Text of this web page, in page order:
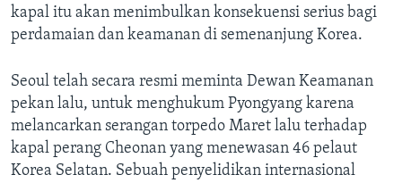
kapal itu akan menimbulkan konsekuensi serius bagi
perdamaian dan keamanan di semenanjung Korea.
Seoul telah secara resmi meminta Dewan Keamanan
pekan lalu, untuk menghukum Pyongyang karena
melancarkan serangan torpedo Maret lalu terhadap
kapal perang Cheonan yang menewasan 46 pelaut
Korea Selatan. Sebuah penyelidikan internasional